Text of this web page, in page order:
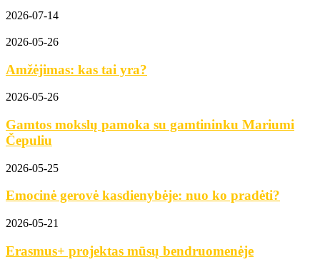
2026-07-14
2026-05-26
Amžėjimas: kas tai yra?
2026-05-26
Gamtos mokslų pamoka su gamtininku Mariumi
Čepuliu
2026-05-25
Emocinė gerovė kasdienybėje: nuo ko pradėti?
2026-05-21
Erasmus+ projektas mūsų bendruomenėje